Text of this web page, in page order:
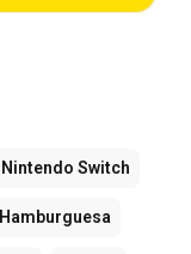
Nintendo Switch
Hamburguesa